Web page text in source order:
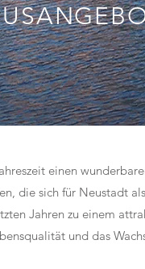
einen
die sich für Neustadt
Jahren zu einem
und das